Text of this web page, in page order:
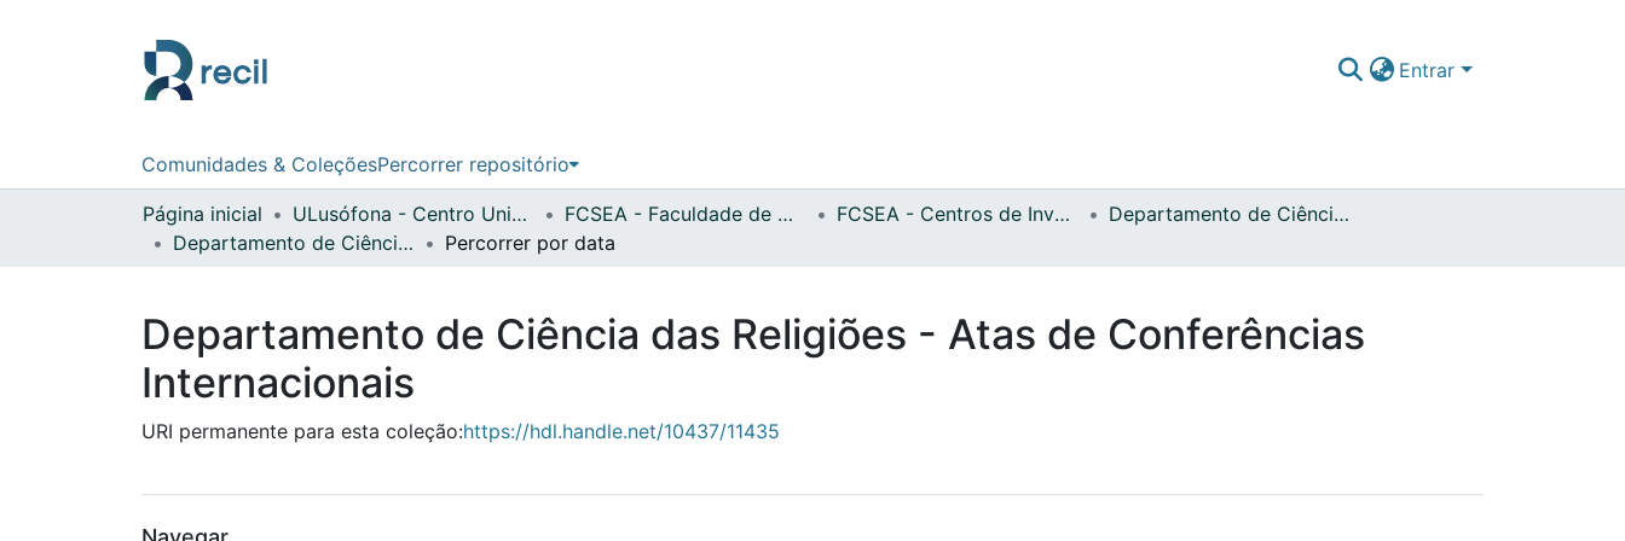
Entrar
Comunidades & ColeçõesPercorrer repositório
Página inicial ULusófona - Centro Universitário de Lisboa FCSEA - Faculdade de Ciências Sociais, Educação e Administração FCSEA - Centros de Investigação
Departamento de Ciência das Religiões
Departamento de Ciência das Religiões - Atas de Conferências Internacionais
Percorrer por data
Departamento de Ciência das Religiões - Atas de Conferências
Internacionais
URI permanente para esta coleção:https://hdl.handle.net/10437/11435